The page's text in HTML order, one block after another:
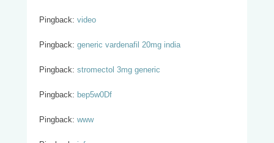
Pingback: video
Pingback: generic vardenafil 20mg india
Pingback: stromectol 3mg generic
Pingback: bep5w0Df
Pingback: www